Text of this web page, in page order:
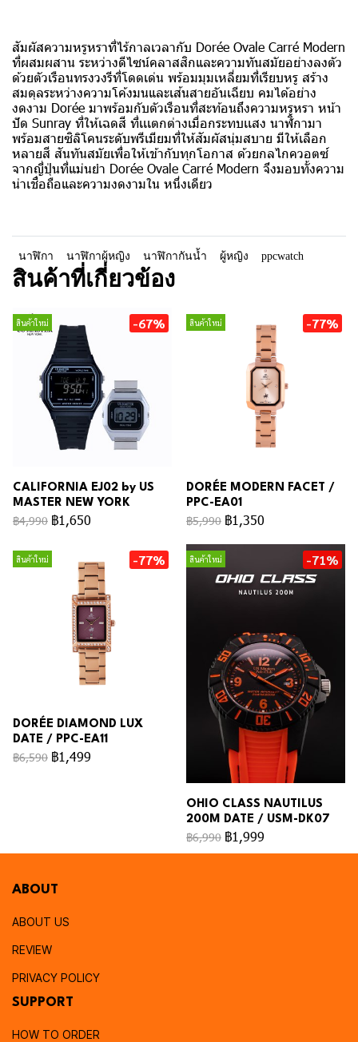
สัมผัสความหรูหราที่ไร้กาลเวลากับ Dorée Ovale Carré Modern
ที่ผสมผสาน ระหว่างดีไซน์คลาสสิกและความทันสมัยอย่างลงตัว
ด้วยตัวเรือนทรงวงรีที่โดดเด่น พร้อมมุมเหลี่ยมที่เรียบหรู สร้าง
สมดุลระหว่างความโค้งมนและเส้นสายอันเฉียบ คมได้อย่าง
งดงาม Dorée มาพร้อมกับตัวเรือนที่สะท้อนถึงความหรูหรา หน้า
ปัด Sunray ที่ให้เฉดสี ที่เเเตกต่างเมื่อกระทบเเสง นาฬิกามา
พร้อมสายซิลิโคนระดับพรีเมียมที่ให้สัมผัสนุ่มสบาย มีให้เลือก
หลายสี สันทันสมัยเพื่อให้เข้ากับทุกโอกาส ด้วยกลไกควอตซ์
จากญี่ปุ่นที่แม่นยำ Dorée Ovale Carré Modern จึงมอบทั้งความ
น่าเชื่อถือและความงดงามใน หนึ่งเดียว
นาฬิกา นาฬิกาผู้หญิง นาฬิกากันน้ำ ผู้หญิง ppcwatch
สินค้าที่เกี่ยวข้อง
สินค้าใหม่ -67%
CALIFORNIA EJ02 by US
MASTER NEW YORK
฿4,990 ฿1,650
สินค้าใหม่ -77%
DORÉE MODERN FACET /
PPC-EA01
฿5,990 ฿1,350
สินค้าใหม่ -77%
DORÉE DIAMOND LUX
DATE / PPC-EA11
฿6,590 ฿1,499
สินค้าใหม่ -71%
OHIO CLASS NAUTILUS
200M DATE / USM-DK07
฿6,990 ฿1,999
ABOUT
ABOUT US
REVIEW
PRIVACY POLICY
SUPPORT
HOW TO ORDER